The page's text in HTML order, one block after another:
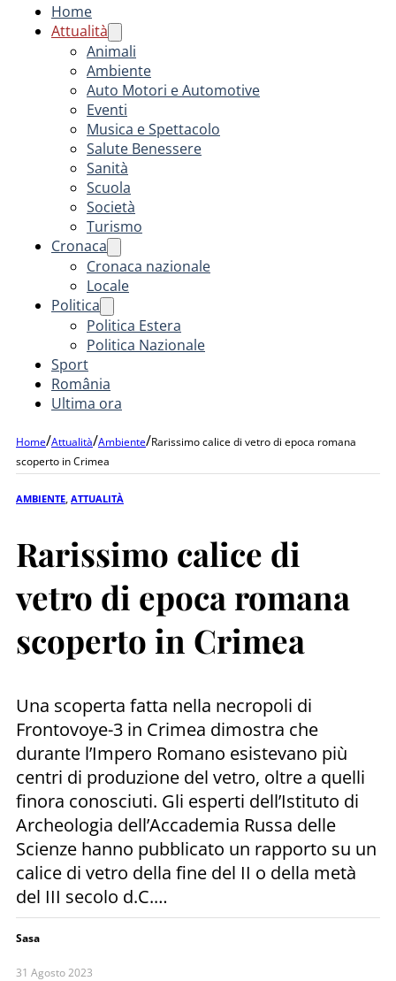
Home
Attualità
Animali
Ambiente
Auto Motori e Automotive
Eventi
Musica e Spettacolo
Salute Benessere
Sanità
Scuola
Società
Turismo
Cronaca
Cronaca nazionale
Locale
Politica
Politica Estera
Politica Nazionale
Sport
România
Ultima ora
Home/Attualità/Ambiente/Rarissimo calice di vetro di epoca romana
scoperto in Crimea
AMBIENTE ATTUALITÀ
Rarissimo calice di
vetro di epoca romana
scoperto in Crimea
Una scoperta fatta nella necropoli di
Frontovoye-3 in Crimea dimostra che
durante l’Impero Romano esistevano più
centri di produzione del vetro, oltre a quelli
finora conosciuti. Gli esperti dell’Istituto di
Archeologia dell’Accademia Russa delle
Scienze hanno pubblicato un rapporto su un
calice di vetro della fine del II o della metà
del III secolo d.C.…
Sasa
31 Agosto 2023